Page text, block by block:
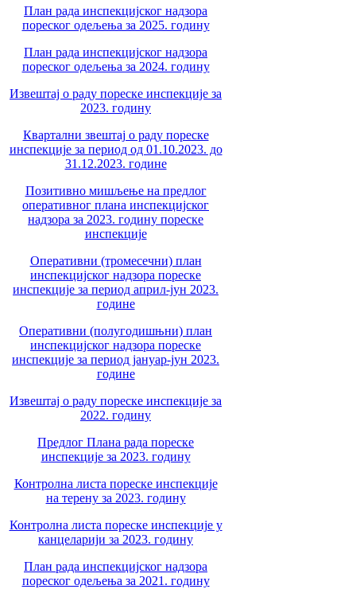
План рада инспекцијског надзора
пореског одељења за 2025. годину
План рада инспекцијског надзора
пореског одељења за 2024. годину
Извештај о раду пореске инспекције за
2023. годину
Квартални звештај о раду пореске
инспекције за период од 01.10.2023. до
31.12.2023. године
Позитивно мишљење на предлог
оперативног плана инспекцијског
надзора за 2023. годину пореске
инспекције
Оперативни (тромесечни) план
инспекцијског надзора пореске
инспекције за период април-јун 2023.
године
Оперативни (полугодишњни) план
инспекцијског надзора пореске
инспекције за период јануар-јун 2023.
године
Извештај о раду пореске инспекције за
2022. годину
Предлог Плана рада пореске
инспекције за 2023. годину
Контролна листа пореске инспекције
на терену за 2023. годину
Контролна листа пореске инспекције у
канцеларији за 2023. годину
План рада инспекцијског надзора
пореског одељења за 2021. годину